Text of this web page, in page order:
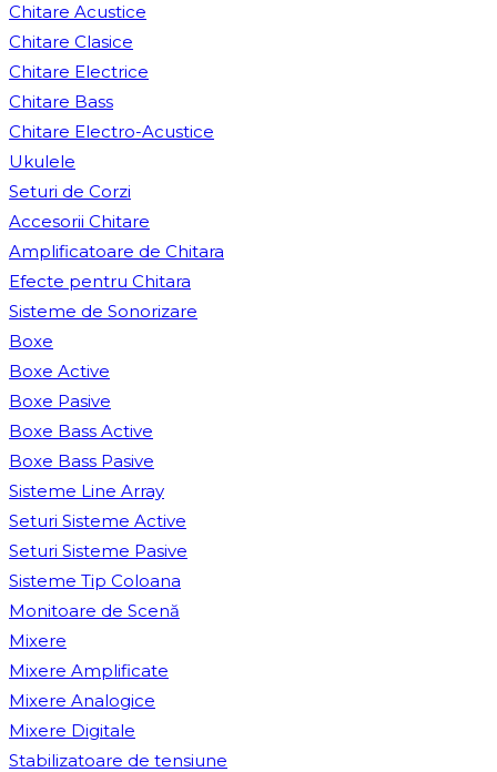
Chitare Acustice
Chitare Clasice
Chitare Electrice
Chitare Bass
Chitare Electro-Acustice
Ukulele
Seturi de Corzi
Accesorii Chitare
Amplificatoare de Chitara
Efecte pentru Chitara
Sisteme de Sonorizare
Boxe
Boxe Active
Boxe Pasive
Boxe Bass Active
Boxe Bass Pasive
Sisteme Line Array
Seturi Sisteme Active
Seturi Sisteme Pasive
Sisteme Tip Coloana
Monitoare de Scenă
Mixere
Mixere Amplificate
Mixere Analogice
Mixere Digitale
Stabilizatoare de tensiune